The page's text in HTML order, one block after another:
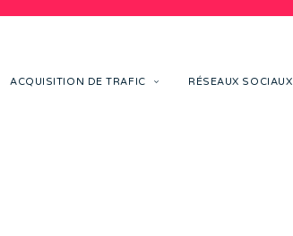
ACQUISITION DE TRAFIC RÉSEAUX SOCIAUX